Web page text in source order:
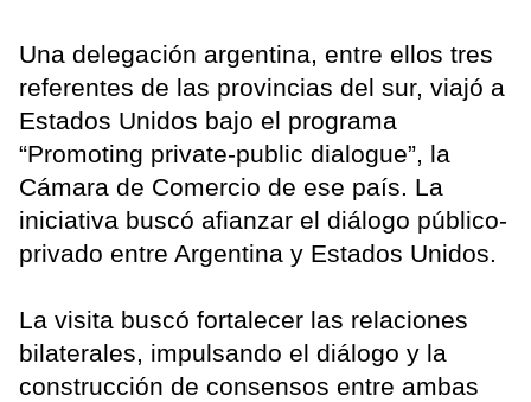
Una delegación argentina, entre ellos tres
referentes de las provincias del sur, viajó a
Estados Unidos bajo el programa
“Promoting private-public dialogue”, la
Cámara de Comercio de ese país. La
iniciativa buscó afianzar el diálogo público-
privado entre Argentina y Estados Unidos.
La visita buscó fortalecer las relaciones
bilaterales, impulsando el diálogo y la
construcción de consensos entre ambas